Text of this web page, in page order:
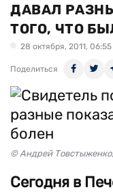
ДАВАЛ
ТОГО, ЧТО
28 октября, 2011, 06:55
Поделиться
© Андрей
Сегодня в